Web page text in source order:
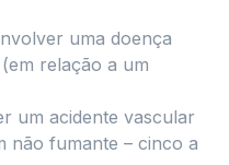
uma doença
relação a um
um acidente vascular
não fumante – cinco a